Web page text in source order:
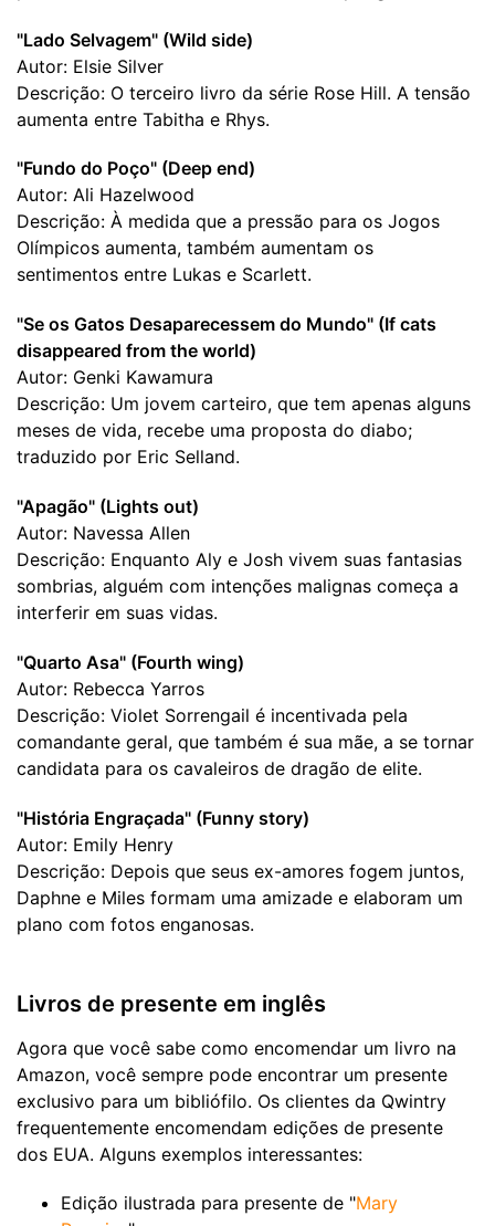
"Lado Selvagem" (Wild side)
Autor: Elsie Silver
Descrição: O terceiro livro da série Rose Hill. A tensão
aumenta entre Tabitha e Rhys.
"Fundo do Poço" (Deep end)
Autor: Ali Hazelwood
Descrição: À medida que a pressão para os Jogos
Olímpicos aumenta, também aumentam os
sentimentos entre Lukas e Scarlett.
"Se os Gatos Desaparecessem do Mundo" (If cats
disappeared from the world)
Autor: Genki Kawamura
Descrição: Um jovem carteiro, que tem apenas alguns
meses de vida, recebe uma proposta do diabo;
traduzido por Eric Selland.
"Apagão" (Lights out)
Autor: Navessa Allen
Descrição: Enquanto Aly e Josh vivem suas fantasias
sombrias, alguém com intenções malignas começa a
interferir em suas vidas.
"Quarto Asa" (Fourth wing)
Autor: Rebecca Yarros
Descrição: Violet Sorrengail é incentivada pela
comandante geral, que também é sua mãe, a se tornar
candidata para os cavaleiros de dragão de elite.
"História Engraçada" (Funny story)
Autor: Emily Henry
Descrição: Depois que seus ex-amores fogem juntos,
Daphne e Miles formam uma amizade e elaboram um
plano com fotos enganosas.
Livros de presente em inglês
Agora que você sabe como encomendar um livro na
Amazon, você sempre pode encontrar um presente
exclusivo para um bibliófilo. Os clientes da Qwintry
frequentemente encomendam edições de presente
dos EUA. Alguns exemplos interessantes:
Edição ilustrada para presente de "Mary